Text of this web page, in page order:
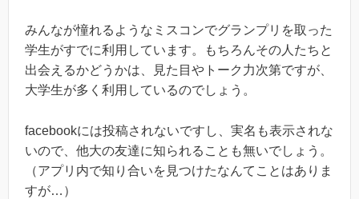
みんなが憧れるようなミスコンでグランプリを取った
学生がすでに利用しています。もちろんその人たちと
出会えるかどうかは、見た目やトーク力次第ですが、
大学生が多く利用しているのでしょう。
facebookには投稿されないですし、実名も表示されな
いので、他大の友達に知られることも無いでしょう。
（アプリ内で知り合いを見つけたなんてことはありま
すが…）